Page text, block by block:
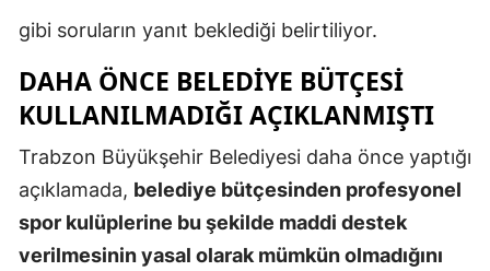
gibi soruların yanıt beklediği belirtiliyor.
DAHA ÖNCE BELEDIYE BÜTÇESI
KULLANILMADIĞI AÇIKLANMIŞTI
Trabzon Büyükşehir Belediyesi daha önce yaptığı
açıklamada, belediye bütçesinden profesyonel
spor kulüplerine bu şekilde maddi destek
verilmesinin yasal olarak mümkün olmadığını